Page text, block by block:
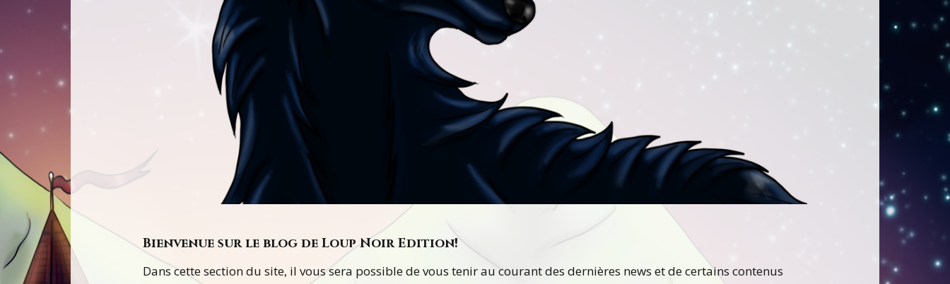
Bienvenue sur le blog de Loup Noir Edition!
Dans cette section du site, il vous sera possible de vous tenir au courant des dernières news et de certains contenus